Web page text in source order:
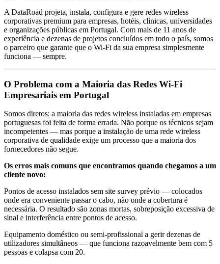
A DataRoad projeta, instala, configura e gere redes wireless
corporativas premium para empresas, hotéis, clínicas, universidades
e organizações públicas em Portugal. Com mais de 11 anos de
experiência e dezenas de projetos concluídos em todo o país, somos
o parceiro que garante que o Wi-Fi da sua empresa simplesmente
funciona — sempre.
O Problema com a Maioria das Redes Wi-Fi
Empresariais em Portugal
Somos diretos: a maioria das redes wireless instaladas em empresas
portuguesas foi feita de forma errada. Não porque os técnicos sejam
incompetentes — mas porque a instalação de uma rede wireless
corporativa de qualidade exige um processo que a maioria dos
fornecedores não segue.
Os erros mais comuns que encontramos quando chegamos a um
cliente novo:
Pontos de acesso instalados sem site survey prévio — colocados
onde era conveniente passar o cabo, não onde a cobertura é
necessária. O resultado são zonas mortas, sobreposição excessiva de
sinal e interferência entre pontos de acesso.
Equipamento doméstico ou semi-profissional a gerir dezenas de
utilizadores simultâneos — que funciona razoavelmente bem com 5
pessoas e colapsa com 20.